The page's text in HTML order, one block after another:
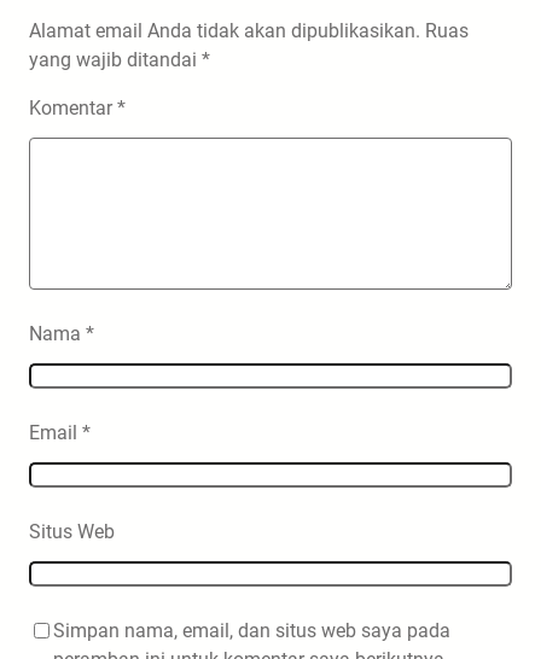
Alamat email Anda tidak akan dipublikasikan. Ruas
yang wajib ditandai *
Komentar*
Nama *
Email *
Situs Web
Simpan nama, email, dan situs web saya pada